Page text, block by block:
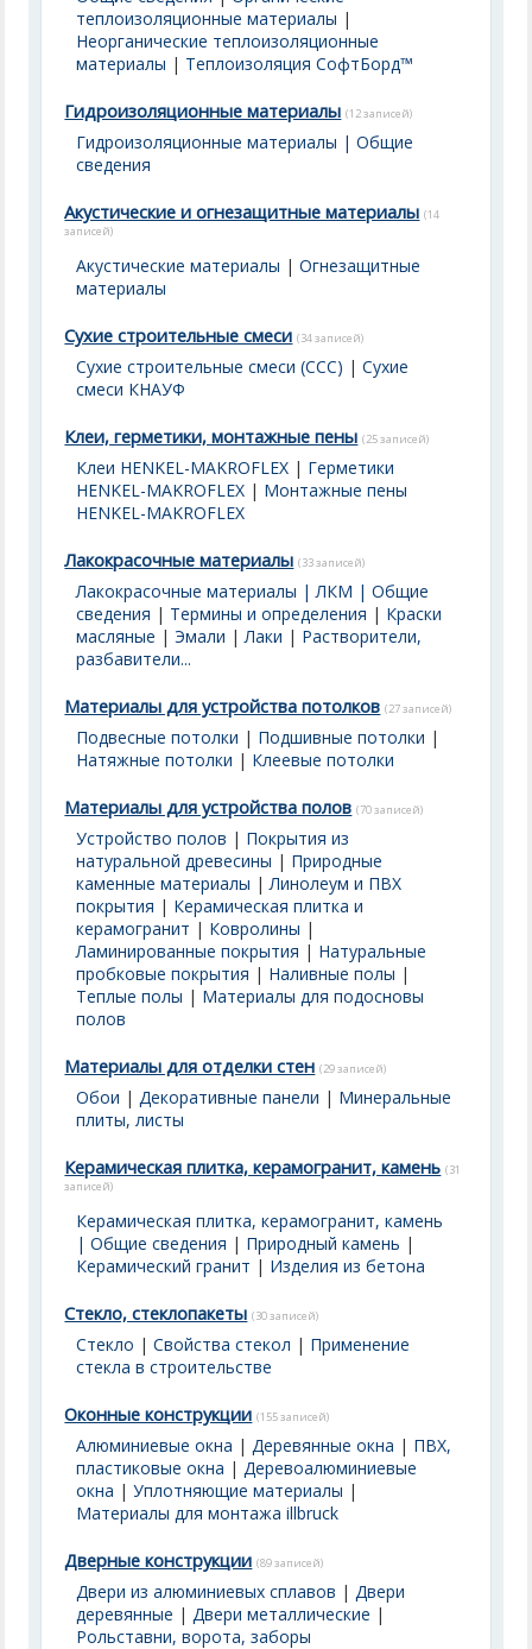
теплоизоляционные материалы |
Неорганические теплоизоляционные
материалы | Теплоизоляция СофтБорд™
Гидроизоляционные материалы (12 записей)
Гидроизоляционные материалы | Общие
сведения
Акустические и огнезащитные материалы (14
записей)
Акустические материалы |Огнезащитные
материалы
Сухие строительные смеси (34 записей)
Сухие строительные смеси (ССС) |Сухие
смеси КНАУФ
Клеи, герметики, монтажные пены (25 записей)
Клеи HENKEL-MAKROFLEX | Герметики
HENKEL-MAKROFLEX | Монтажные пены
HENKEL-MAKROFLEX
Лакокрасочные материалы (33 записей)
Лакокрасочные материалы | ЛКМ | Общие
сведения | Термины и определения | Краски
масляные |Эмали |Лаки | Растворители,
разбавители...
Материалы для устройства потолков (27 записей)
Подвесные потолки | Подшивные потолки |
Натяжные потолки | Клеевые потолки
Материалы для устройства полов (70 записей)
Устройство полов | Покрытия из
натуральной древесины | Природные
каменные материалы |Линолеум и ПВХ
покрытия | Керамическая плитка и
керамогранит | Ковролины |
Ламинированные покрытия | Натуральные
пробковые покрытия | Наливные полы |
Теплые полы | Материалы для подосновы
полов
Материалы для отделки стен (29 записей)
Обои |Декоративные панели | Минеральные
плиты, листы
Керамическая плитка, керамогранит, камень (31
записей)
Керамическая плитка, керамогранит, камень
| Общие сведения | Природный камень |
Керамический гранит | Изделия из бетона
Стекло, стеклопакеты (30 записей)
Стекло |Свойства стекол | Применение
стекла в строительстве
Оконные конструкции (155 записей)
Алюминиевые окна |Деревянные окна | ПВХ,
пластиковые окна |Деревоалюминиевые
окна |Уплотняющие материалы |
Материалы для монтажа illbruck
Дверные конструкции (89 записей)
Двери из алюминиевых сплавов |Двери
деревянные |Двери металлические |
Рольставни, ворота, заборы